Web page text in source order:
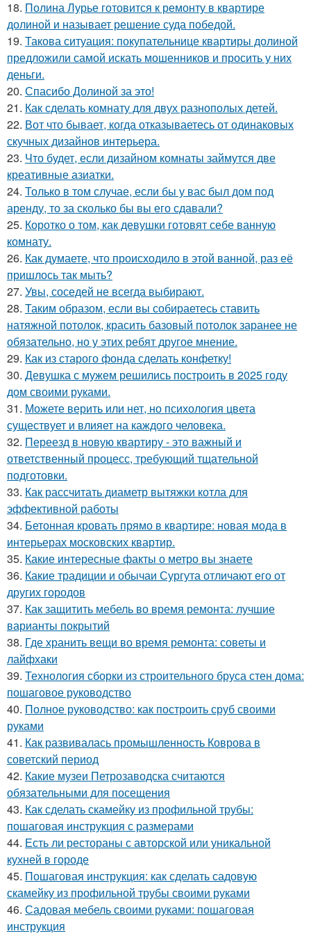
18. Полина Лурье готовится к ремонту в квартире
долиной и называет решение суда победой.
19. Такова ситуация: покупательнице квартиры долиной
предложили самой искать мошенников и просить у них
деньги.
20. Спасибо Долиной за это!
21. Как сделать комнату для двух разнополых детей.
22. Вот что бывает, когда отказываетесь от одинаковых
скучных дизайнов интерьера.
23. Что будет, если дизайном комнаты займутся две
креативные азиатки.
24. Только в том случае, если бы у вас был дом под
аренду, то за сколько бы вы его сдавали?
25. Коротко о том, как девушки готовят себе ванную
комнату.
26. Как думаете, что происходило в этой ванной, раз её
пришлось так мыть?
27. Увы, соседей не всегда выбирают.
28. Таким образом, если вы собираетесь ставить
натяжной потолок, красить базовый потолок заранее не
обязательно, но у этих ребят другое мнение.
29. Как из старого фонда сделать конфетку!
30. Девушка с мужем решились построить в 2025 году
дом своими руками.
31. Можете верить или нет, но психология цвета
существует и влияет на каждого человека.
32. Переезд в новую квартиру - это важный и
ответственный процесс, требующий тщательной
подготовки.
33. Как рассчитать диаметр вытяжки котла для
эффективной работы
34. Бетонная кровать прямо в квартире: новая мода в
интерьерах московских квартир.
35. Какие интересные факты о метро вы знаете
36. Какие традиции и обычаи Сургута отличают его от
других городов
37. Как защитить мебель во время ремонта: лучшие
варианты покрытий
38. Где хранить вещи во время ремонта: советы и
лайфхаки
39. Технология сборки из строительного бруса стен дома:
пошаговое руководство
40. Полное руководство: как построить сруб своими
руками
41. Как развивалась промышленность Коврова в
советский период
42. Какие музеи Петрозаводска считаются
обязательными для посещения
43. Как сделать скамейку из профильной трубы:
пошаговая инструкция с размерами
44. Есть ли рестораны с авторской или уникальной
кухней в городе
45. Пошаговая инструкция: как сделать садовую
скамейку из профильной трубы своими руками
46. Садовая мебель своими руками: пошаговая
инструкция